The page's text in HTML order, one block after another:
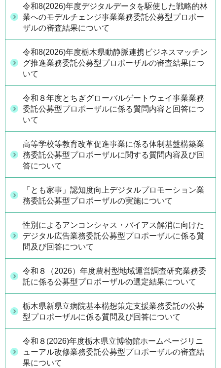
令和8(2026)年度デジタルデータを駆使した戦略的林
業へのモデルチェンジ事業業務委託公募型プロポー
ザルの審査結果について
令和8(2026)年度栃木県動静脈連携ビジネスマッチン
グ推進業務委託公募型プロポーザルの審査結果につ
いて
令和８年度とちぎグローバルゲートウェイ事業業務
委託公募型プロポーザルに係る質問内容と回答につ
いて
高等学校等教育改革促進事業に係る体制基盤構築業
務委託公募型プロポーザルに関する質問内容及び回
答について
「とも家事」認知度向上デジタルプロモーション業
務委託公募型プロポーザルの実施について
性別によるアンコンシャス・バイアス解消に向けた
デジタル広告業務委託公募型プロポーザルに係る質
問及び回答について
令和８（2026）年度農村型地域運営調査研究業務委
託に係る公募型プロポーザルの選定結果について
栃木県新県立病院基本構想策定支援業務委託の公募
型プロポーザルに係る質問及び回答について
令和８(2026)年度栃木県立博物館ホームページリニ
ューアル改修業務委託公募型プロポーザルの審査結
果について